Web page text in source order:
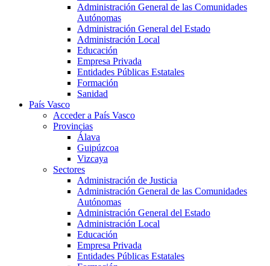
Administración General de las Comunidades
Autónomas
Administración General del Estado
Administración Local
Educación
Empresa Privada
Entidades Públicas Estatales
Formación
Sanidad
País Vasco
Acceder a País Vasco
Provincias
Álava
Guipúzcoa
Vizcaya
Sectores
Administración de Justicia
Administración General de las Comunidades
Autónomas
Administración General del Estado
Administración Local
Educación
Empresa Privada
Entidades Públicas Estatales